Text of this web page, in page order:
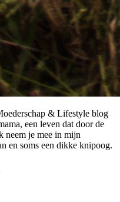
& Lifestyle blog
een leven dat door de
neem je mee in mijn
en soms een dikke knipoog.